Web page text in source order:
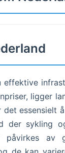
ligger
essensielt
der sykling
påvirkes av